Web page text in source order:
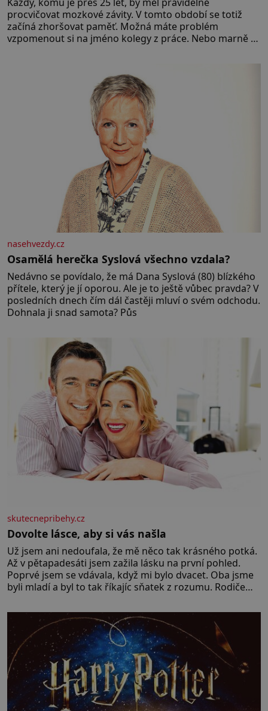
procvičovat mozkové závity. V tomto období se totiž
začíná zhoršovat paměť. Možná máte problém
vzpomenout si na jméno kolegy z práce. Nebo marně v
rozhodla stávkovat. Cvičte
nasehvezdy.cz
Osamělá herečka Syslová všechno vzdala?
Nedávno se povídalo, že má Dana Syslová (80) blízkého
přítele, který je jí oporou. Ale je to ještě vůbec pravda? V
posledních dnech čím dál častěji mluví o svém odchodu.
Dohnala ji snad samota? Půs
skutecnepribehy.cz
Dovolte lásce, aby si vás našla
Už jsem ani nedoufala, že mě něco tak krásného potká.
Až v pětapadesáti jsem zažila lásku na první pohled.
Poprvé jsem se vdávala, když mi bylo dvacet. Oba jsme
byli mladí a byl to tak říkajíc sňatek z rozumu. Rodiče
muž. Manželství nám oběma moc nesvědčilo, brzy jsme
zjistili, že